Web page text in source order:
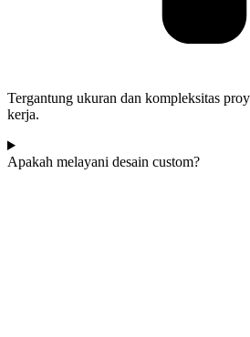
Tergantung ukuran dan kompleksitas
kerja.
Apakah melayani desain custom?